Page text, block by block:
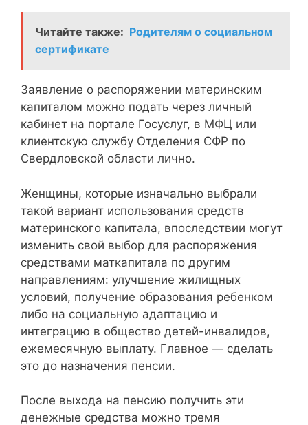
Читайте также: Родителям о социальном
сертификате
Заявление о распоряжении материнским
капиталом можно подать через личный
кабинет на портале Госуслуг, в МФЦ или
клиентскую службу Отделения СФР по
Свердловской области лично.
Женщины, которые изначально выбрали
такой вариант использования средств
материнского капитала, впоследствии могут
изменить свой выбор для распоряжения
средствами маткапитала по другим
направлениям: улучшение жилищных
условий, получение образования ребенком
либо на социальную адаптацию и
интеграцию в общество детей-инвалидов,
ежемесячную выплату. Главное — сделать
это до назначения пенсии.
После выхода на пенсию получить эти
денежные средства можно тремя